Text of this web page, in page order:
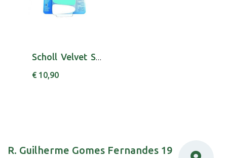
Scholl Velvet Smooth Rec Lima Elect X3
€ 10,90
R. Guilherme Gomes Fernandes 19